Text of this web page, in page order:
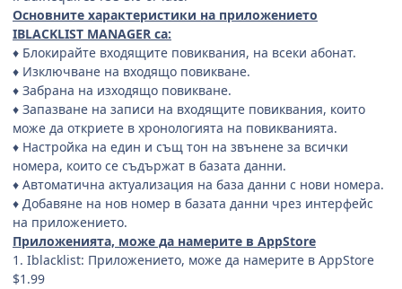
Основните характеристики на приложението
IBLACKLIST MANAGER са:
♦ Блокирайте входящите повиквания, на всеки абонат.
♦ Изключване на входящо повикване.
♦ Забрана на изходящо повикване.
♦ Запазване на записи на входящите повиквания, които
може да откриете в хронологията на повикванията.
♦ Настройка на един и същ тон на звънене за всички
номера, които се съдържат в базата данни.
♦ Автоматична актуализация на база данни с нови номера.
♦ Добавяне на нов номер в базата данни чрез интерфейс
на приложението.
Приложенията, може да намерите в АppStore
1. Iblacklist: Приложението, може да намерите в АppStore
$1.99